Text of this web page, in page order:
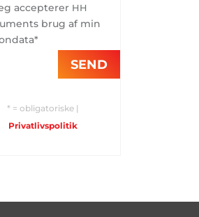
accepterer HH
brug af min
SEND
* = obligatoriske |
Privatlivspolitik